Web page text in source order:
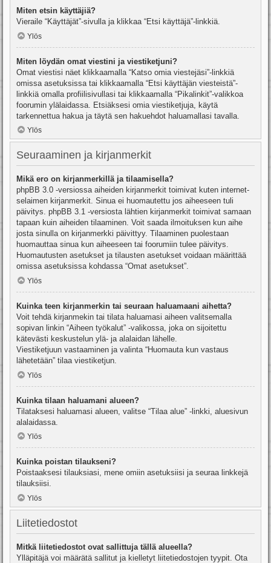
Miten etsin käyttäjiä?
Vieraile “Käyttäjät”-sivulla ja klikkaa “Etsi käyttäjä”-linkkiä.
Ylös
Miten löydän omat viestini ja viestiketjuni?
Omat viestisi näet klikkaamalla “Katso omia viestejäsi”-linkkiä
omissa asetuksissa tai klikkaamalla “Etsi käyttäjän viesteistä”-
linkkiä omalla profiilisivullasi tai klikkaamalla “Pikalinkit”-valikkoa
foorumin ylälaidassa. Etsiäksesi omia viestiketjuja, käytä
tarkennettua hakua ja täytä sen hakuehdot haluamallasi tavalla.
Ylös
Seuraaminen ja kirjanmerkit
Mikä ero on kirjanmerkillä ja tilaamisella?
phpBB 3.0 -versiossa aiheiden kirjanmerkit toimivat kuten internet-
selaimen kirjanmerkit. Sinua ei huomautettu jos aiheeseen tuli
päivitys. phpBB 3.1 -versiosta lähtien kirjanmerkit toimivat samaan
tapaan kuin aiheiden tilaaminen. Voit saada ilmoituksen kun aihe
josta sinulla on kirjanmerkki päivittyy. Tilaaminen puolestaan
huomauttaa sinua kun aiheeseen tai foorumiin tulee päivitys.
Huomautusten asetukset ja tilausten asetukset voidaan määrittää
omissa asetuksissa kohdassa “Omat asetukset”.
Ylös
Kuinka teen kirjanmerkin tai seuraan haluamaani aihetta?
Voit tehdä kirjanmekin tai tilata haluamasi aiheen valitsemalla
sopivan linkin “Aiheen työkalut” -valikossa, joka on sijoitettu
kätevästi keskustelun ylä- ja alalaidan lähelle.
Viestiketjuun vastaaminen ja valinta “Huomauta kun vastaus
lähetetään” tilaa viestiketjun.
Ylös
Kuinka tilaan haluamani alueen?
Tilataksesi haluamasi alueen, valitse “Tilaa alue” -linkki, aluesivun
alalaidassa.
Ylös
Kuinka poistan tilaukseni?
Poistaaksesi tilauksiasi, mene omiin asetuksiisi ja seuraa linkkejä
tilauksiisi.
Ylös
Liitetiedostot
Mitkä liitetiedostot ovat sallittuja tällä alueella?
Ylläpitäjä voi määrätä sallitut ja kielletyt liitetiedostojen tyypit. Ota